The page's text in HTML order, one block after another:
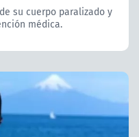
su cuerpo paralizado y
médica.